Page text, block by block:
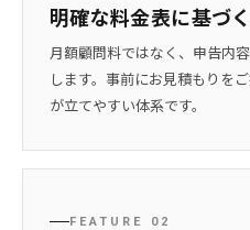
明確な料金表に基づ
月額顧問料ではなく、申告内
します。事前にお見積もりを
が立てやすい体系です。
FEATURE 02